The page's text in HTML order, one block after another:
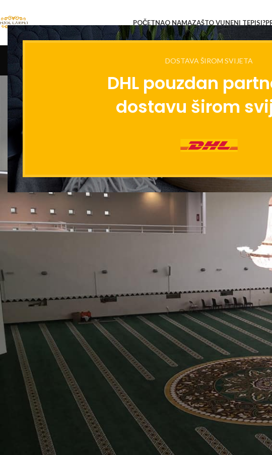
DOSTAVA ŠIROM SVIJETA
DHL pouzdan
dostavu širom
POČETNAO NAMAZAŠTO VUNENI TEPISI?
Najveća ugradnja do